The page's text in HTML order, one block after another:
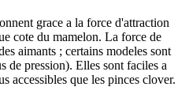
grace a la force d'attraction
cote du mamelon. La force de
aimants ; certains modeles sont
de pression). Elles sont faciles a
accessibles que les pinces clover.